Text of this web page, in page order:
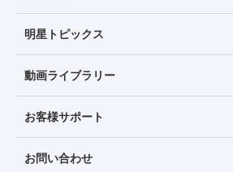
明星トピックス
動画ライブラリー
お客様サポート
お問い合わせ